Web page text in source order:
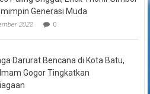
Generasi Muda
2022 0
Darurat Bencana di Kota Batu,
Gogor Tingkatkan